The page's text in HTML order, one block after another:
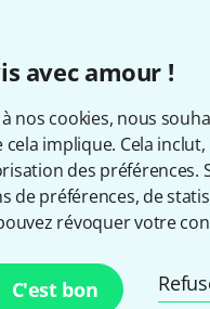
avec amour !
à nos cookies, nous
cela implique. Cela
des préférences.
de préférences, de
révoquer votre
C'est bon
Aimez-vous
Partager